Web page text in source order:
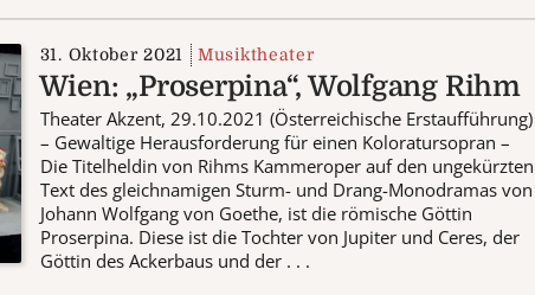
31. Oktober 2021 Musiktheater
Wien: „Proserpina“, Wolfgang Rihm
Theater Akzent, 29.10.2021 (Österreichische Erstaufführung)
– Gewaltige Herausforderung für einen Koloratursopran –
Die Titelheldin von Rihms Kammeroper auf den ungekürzten
Text des gleichnamigen Sturm- und Drang-Monodramas von
Johann Wolfgang von Goethe, ist die römische Göttin
Proserpina. Diese ist die Tochter von Jupiter und Ceres, der
Göttin des Ackerbaus und der . . .